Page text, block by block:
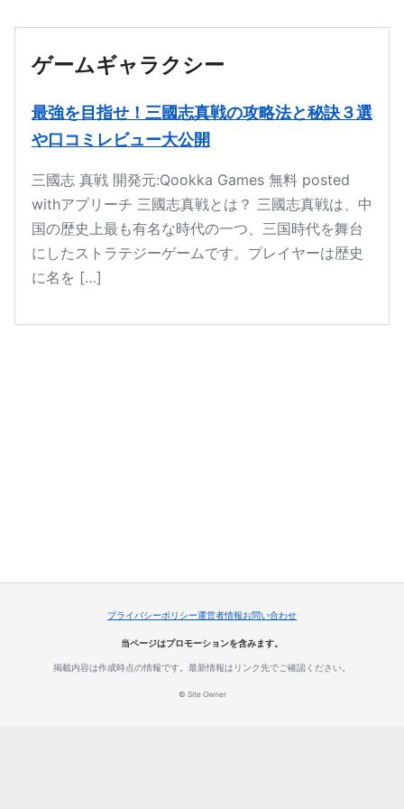
ゲームギャラクシー
最強を目指せ！三國志真戦の攻略法と秘訣３選
や口コミレビュー大公開
三國志 真戦 開発元:Qookka Games 無料 posted
withアプリーチ 三國志真戦とは？ 三國志真戦は、中
国の歴史上最も有名な時代の一つ、三国時代を舞台
にしたストラテジーゲームです。プレイヤーは歴史
に名を […]
プライバシーポリシー運営者情報お問い合わせ
当ページはプロモーションを含みます。
掲載内容は作成時点の情報です。最新情報はリンク先でご確認ください。
© Site Owner